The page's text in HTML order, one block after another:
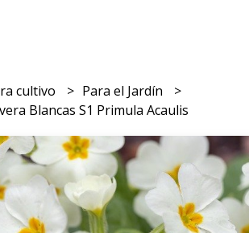
cultivo
Para el Jardín
Blancas S1 Primula Acaulis